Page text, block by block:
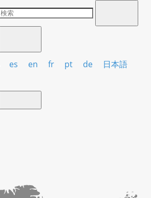
es en fr pt de 日本語